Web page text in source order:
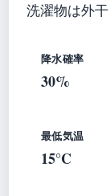
洗濯物は外
降水確率
30%
最低気温
15°C